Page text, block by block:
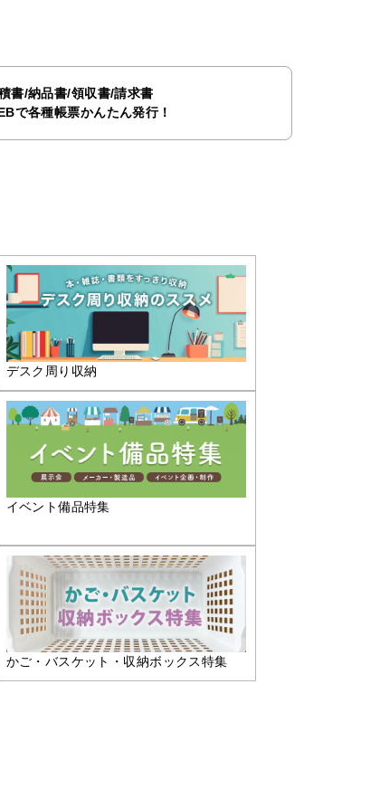
書/納品書/領収書/請求書
で各種帳票かんたん発行！
デスク周り収納
イベント備品特集
かご・バスケット・収納ボックス特集